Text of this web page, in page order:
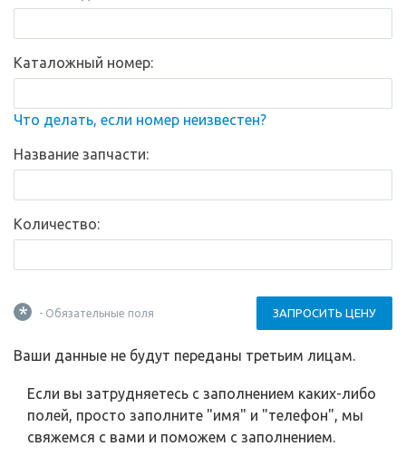
Каталожный номер:
Что делать, если номер неизвестен?
Название запчасти:
Количество:
* - Обязательные поля ЗАПРОСИТЬ ЦЕНУ
Ваши данные не будут переданы третьим лицам.
Если вы затрудняетесь с заполнением каких-либо
полей, просто заполните "имя" и "телефон", мы
свяжемся с вами и поможем с заполнением.